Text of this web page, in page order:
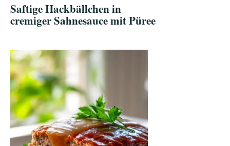
Saftige Hackbällchen in
cremiger Sahnesauce mit Püree